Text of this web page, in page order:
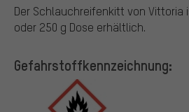
Der Schlauchreifenkitt von Vittoria
oder 250 g Dose erhältlich.
Gefahrstoffkennzeichnung: